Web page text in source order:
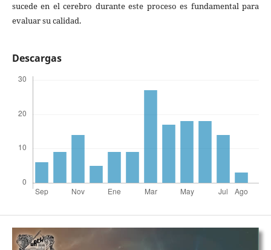
sucede en el cerebro durante este proceso es fundamental para
evaluar su calidad.
Descargas